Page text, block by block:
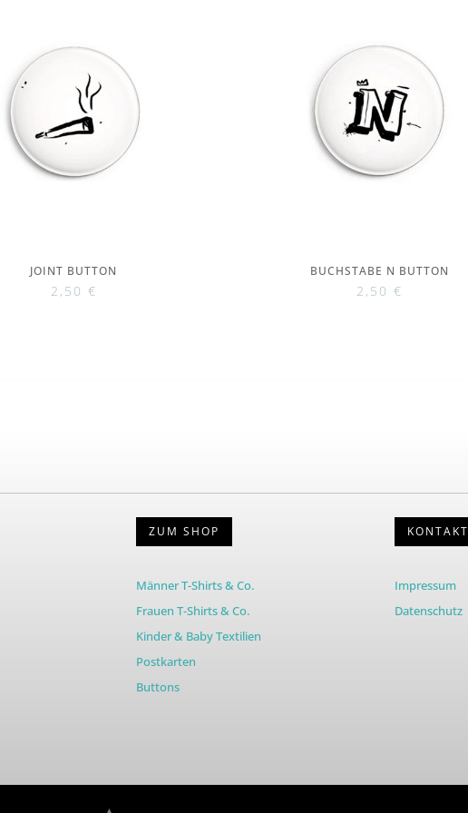
JOINT BUTTON
2,50 €
BUCHSTABE N BUTTON
2,50€
ZUM SHOP
Männer T-Shirts & Co.
Frauen T-Shirts & Co.
Kinder & Baby Textilien
Postkarten
Buttons
KONTAKT
Impressum
Datenschutz